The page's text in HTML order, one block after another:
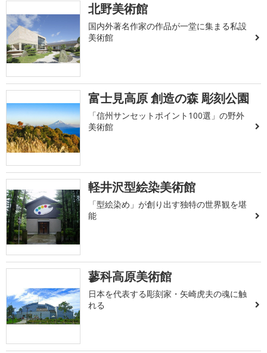
北野美術館
国内外著名作家の作品が一堂に集まる私設
美術館
富士見高原 創造の森 彫刻公園
「信州サンセットポイント100選」の野外
美術館
軽井沢型絵染美術館
「型絵染め」が創り出す独特の世界観を堪
能
蓼科高原美術館
日本を代表する彫刻家・矢崎虎夫の魂に触
れる